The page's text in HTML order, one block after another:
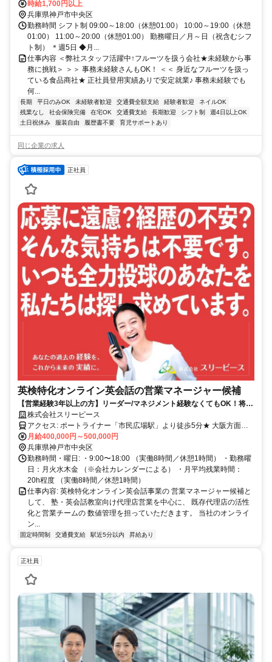
ついて】 一部在宅 在宅勤務日数：週1～2日 ◆業務に慣れたら週1日
の在宅勤務OK ＊交通費全額支給
時給1,700円以上
兵庫県神戸市中央区
勤務時間 シフト制 09:00～18:00（休憩01:00） 10:00～19:00（休憩
01:00） 11:00～20:00（休憩01:00） 勤務曜日／月～日（祝含むシフ
ト制） ＊週5日 ◆月...
仕事内容 ＜弊社スタッフ活躍中↑フルーツを扱う会社★未経験から事
務に挑戦＞ ＞＞ 事務未経験さんもOK！ ＜＜ 身近なフルーツを扱っ
ている食品商社★ 正社員登用実績ありで安定就業♪ 事務未経験でも
何...
長期 平日のみOK 未経験者歓迎 交通費全額支給 経験者歓迎
ネイルOK
残業なし
社会保険完備 在宅OK 交通費支給 長期歓迎 シフト制
週4日以上OK
土日祝休み
服装自由 履歴書不要 育児サポートあり
同じ企業の求人
正社員
英検特化オンライン英会話の営業マネージャー候補
【営業経験3年以上の方】リーダー/マネジメント経験なくてもOK！将来
の事業責任者・経営幹部を目指せる
株式会社スリーピース
アクセス: ポートライナー「市民広場駅」より徒歩5分★ 大阪方面か
らも好アクセス！ 大阪市内からでも40〜60分程度。 三宮を経由して
通う社員多数です
月給400,000円～500,000円
兵庫県神戸市中央区
勤務時間・曜日: ・9:00〜18:00 （実働8時間／休憩1時間） ・勤務曜
日：月火水木金 （※会社カレンダーによる） ・月平均残業時間：
20h程度 （実働8時間／休憩1時間）
仕事内容: 英検特化オンライン英会話事業の 営業マネージャー候補と
して、 塾・英会話教室向け代理店営業を中心に、 既存代理店の活性
化と営業チームの 数値管理を担っていただきます。 当社のオンライ
ン...
固定時間制 交通費支給 駅近5分以内 昇給あり
正社員